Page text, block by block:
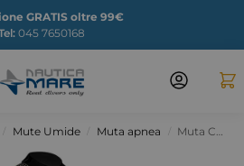
GRATIS oltre 99€
045 7650168
Mute Umide Muta apnea Muta C4 apnea 2mm Aurea